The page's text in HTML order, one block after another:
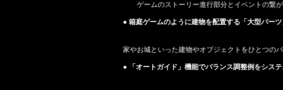
ゲームのストーリー進行部分とイベントの繋
● 箱庭ゲームのように建物を配置する「大型パーツ
家やお城といった建物やオブジェクトをひとつの
● 「オートガイド」機能でバランス調整例をシステ